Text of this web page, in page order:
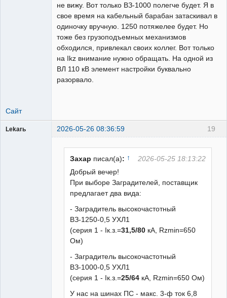
не вижу. Вот только ВЗ-1000 полегче будет. Я в
свое время на кабельный барабан затаскивал в
одиночку вручную. 1250 потяжелее будет. Но
тоже без грузоподъемных механизмов
обходился, привлекал своих коллег. Вот только
на Ikz внимание нужно обращать. На одной из
ВЛ 110 кВ элемент настройки буквально
разорвало.
Сайт
19
Lekarь 2026-05-26 08:36:59
Захар писал(а): ↑
2026-05-25 18:13:22
Добрый вечер!
При выборе Заградителей, поставщик
предлагает два вида:
- Заградитель высокочастотный
ВЗ-1250-0,5 УХЛ1
(серия 1 - Iк.з.=31,5/80 кА, Rzmin=650
Ом)
- Заградитель высокочастотный
ВЗ-1000-0,5 УХЛ1
(серия 1 - Iк.з.=25/64 кА, Rzmin=650 Ом)
У нас на шинах ПС - макс. 3-ф ток 6,8